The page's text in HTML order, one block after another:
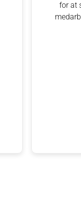
for at